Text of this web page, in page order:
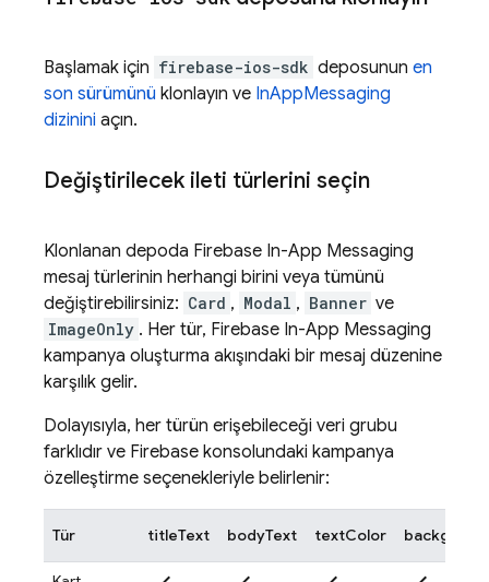
Başlamak için firebase-ios-sdk deposunun en
son sürümünü klonlayın ve InAppMessaging
dizinini açın.
Değiştirilecek ileti türlerini seçin
Klonlanan depoda Firebase In-App Messaging
mesaj türlerinin herhangi birini veya tümünü
değiştirebilirsiniz: Card , Modal , Banner ve
ImageOnly . Her tür, Firebase In-App Messaging
kampanya oluşturma akışındaki bir mesaj düzenine
karşılık gelir.
Dolayısıyla, her türün erişebileceği veri grubu
farklıdır ve Firebase konsolundaki kampanya
özelleştirme seçenekleriyle belirlenir:
Tür titleText bodyText textColor